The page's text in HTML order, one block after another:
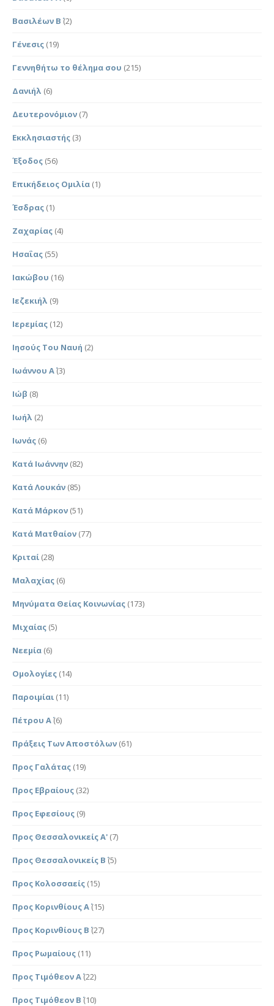
Βασιλέων Β΄ (2)
Γένεσις (19)
Γεννηθήτω το θέλημα σου (215)
Δανιήλ (6)
Δευτερονόμιον (7)
Εκκλησιαστής (3)
Έξοδος (56)
Επικήδειος Ομιλία (1)
Έσδρας (1)
Ζαχαρίας (4)
Ησαΐας (55)
Ιακώβου (16)
Ιεζεκιήλ (9)
Ιερεμίας (12)
Ιησούς Του Ναυή (2)
Ιωάννου Α΄(3)
Ιώβ (8)
Ιωήλ (2)
Ιωνάς (6)
Κατά Ιωάννην (82)
Κατά Λουκάν (85)
Κατά Μάρκον (51)
Κατά Ματθαίον (77)
Κριταί (28)
Μαλαχίας (6)
Μηνύματα Θείας Κοινωνίας (173)
Μιχαίας (5)
Νεεμία (6)
Ομολογίες (14)
Παροιμίαι (11)
Πέτρου Α΄(6)
Πράξεις Των Αποστόλων (61)
Προς Γαλάτας (19)
Προς Εβραίους (32)
Προς Εφεσίους (9)
Προς Θεσσαλονικείς Α' (7)
Προς Θεσσαλονικείς Β΄ (5)
Προς Κολοσσαείς (15)
Προς Κορινθίους Α΄(15)
Προς Κορινθίους Β΄ (27)
Προς Ρωμαίους (11)
Προς Τιμόθεον Α΄(22)
Προς Τιμόθεον Β΄ (10)